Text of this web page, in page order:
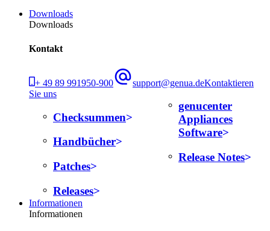
Downloads
Downloads
Kontakt
+ 49 89 991950-900 support@genua.deKontaktieren
Sie uns
Checksummen
Handbücher
Patches
Releases
genucenter
Appliances
Software
Release Notes
Informationen
Informationen